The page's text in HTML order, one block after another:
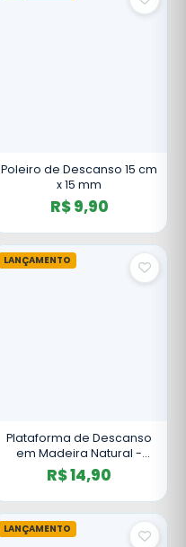
Poleiro de Descanso 15 cm
x 15 mm
R$ 9,90
LANÇAMENTO
Plataforma de Descanso
em Madeira Natural -
Média
R$ 14,90
LANÇAMENTO